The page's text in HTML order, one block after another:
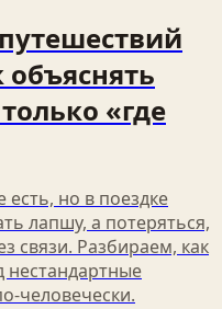
«где
но в поездке
лапшу, а потеряться,
связи. Разбираем, как
нестандартные
человечески.